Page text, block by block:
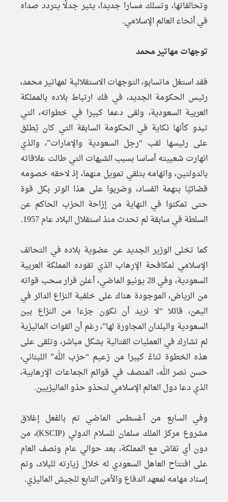
وتحالفاتها، وتسلك مسارا جديدا، يثير جدلًا يتردد صداه
في أنحاء العالم الإسلامي.
توجهات مهاتير محمد
فقد استغل ماتسابو، التوجهات الاستقلالية لمهاتير محمد،
رئيس الحكومة الجديد، في فك ارتباط بلاده بالمملكة
العربية السعودية، ولقى دعما كبيرا في خطواته، التي
تبدو كأنها نكاية في الحكومة السابقة التي كان يُطلق
على رئيسها لقب “رجل السعودية والإمارات”، والذي
انهارت شعبيته أساسا بسبب الشبهات التي طالت علاقاته
بالدولتين، واتهامه بتلقي تمويل منهما، إذ لاحقه خصومه
قضائيًا بتهمة الفساد، وضربوا على هذا الوتر بكل قوة
حتى تمكنوا في النهاية من إزاحة الحزب الحاكم عن
السلطة في سابقة لم تحدث منذ استقلال البلاد عام 1957.
كما تخلى الوزير الجديد عن عضوية بلاده في التحالف
الإسلامي لمكافحة الإرهاب الذي تقوده المملكة العربية
السعودية، وفي 28 يونيو الماضي، أعلن قرار سحب قواته
من الرياض، الموجودة هناك على خلفية النزاع الدائر في
اليمن، قائلا “لا نريد أن نكون جزءا من النزاع بين
السعودية والبلدان المجاورة لها”، رغم أن القوات الماليزية
لم تشارك في العمليات القتالية بشكل مباشر، وتلقى على
هذه الخطوة ثناءً كبيرا من زعيم “حزب الله” اللبناني،
حسن نصر الله، المنصف في قوائم الجماعات الإرهابية،
الذي دعا دول العالم الإسلامي لتحذو حذو الماليزيين.
وفي السابع من أغسطس الماضي تم بالفعل إغلاق
مشروع مركز الملك سلمان للسلام الدولي (KSCIP)، من
دون أي نقاش مع المملكة، بعد حوالي عام ونصف العام
على افتتاح العاهل السعودي له خلال زيارته للبلاد، وتم
إسناد مهامه لمعهد الدفاع والأمن التابع للجيش الماليزي.